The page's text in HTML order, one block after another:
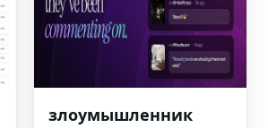
злоумышленник